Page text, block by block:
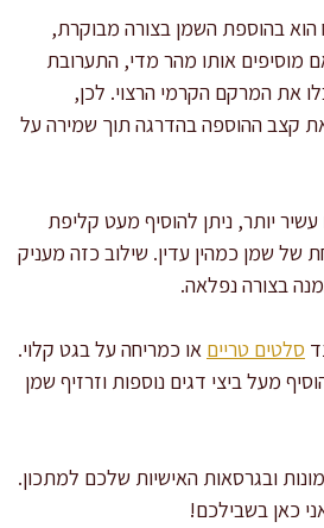
בהוספת השמן בצורה מבוקרת,
מוסיפים אותו מהר מדי, התערובת
את המרקם הקרמי הרצוי. לכן,
את קצב ההוספה בהדרגה תוך שמירה על
עשיר יותר, ניתן להוסיף מעט קליפת
של שמן כמהין עדין. שילוב כזה מעניק
בצורה נפלאה.
סלטים טריים או כמריחה על בגט קלוי.
מעל ביצי דגים נוספות וזרזיף שמן
ובגרסאות האישיות שלכם למתכון.
כאן בשבילכם!